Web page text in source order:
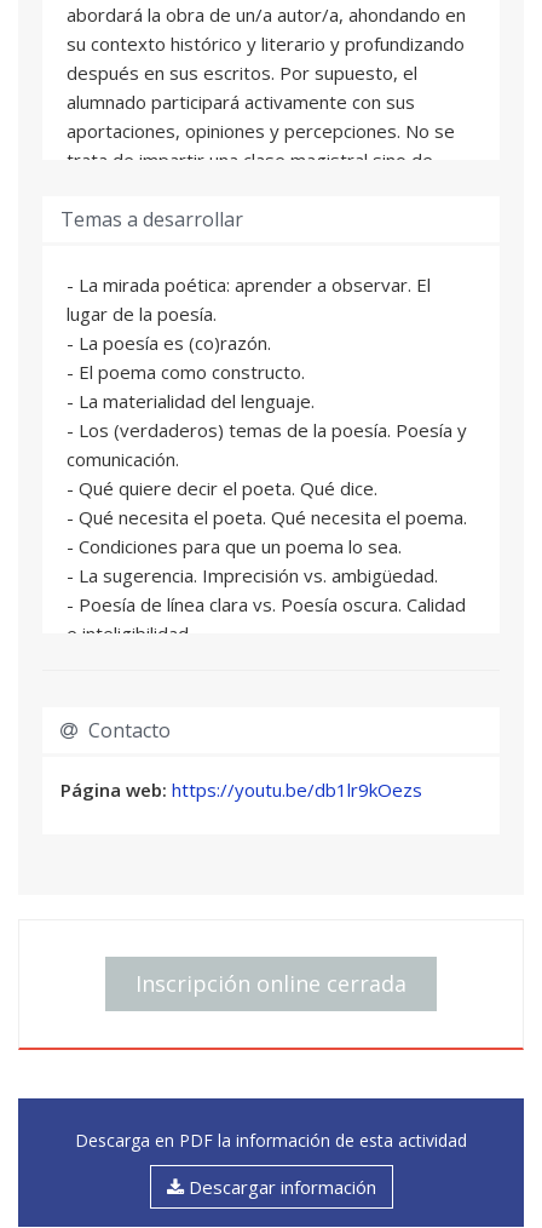
abordará la obra de un/a autor/a, ahondando en
su contexto histórico y literario y profundizando
después en sus escritos. Por supuesto, el
alumnado participará activamente con sus
aportaciones, opiniones y percepciones. No se
trata de impartir una clase magistral sino de
los cuales, y de forma colaborativa, todos
afectivo.
La docente propondrá una serie de ejercicios
para que el alumno que lo desee los realice en
clase y/o en casa (o en clase) con tal de practicar
determinados aspectos del programa.
-2ª hora: Parte práctica.
Los poemas de los alumnos que lo deseen serán
leídos por ellos mismos y después proyectados
en una pantalla. En comunidad, se le ofrecerán
sugerencias para la mejora del texto, cuya
aceptación o no, obviamente, depende de la
voluntad de su autor.
En caso de que disfrutemos de un poeta
Temas a desarrollar
- La mirada poética: aprender a observar. El
lugar de la poesía.
- La poesía es (co)razón.
- El poema como constructo.
- La materialidad del lenguaje.
- Los (verdaderos) temas de la poesía. Poesía y
comunicación.
- Qué quiere decir el poeta. Qué dice.
- Qué necesita el poeta. Qué necesita el poema.
- Condiciones para que un poema lo sea.
- La sugerencia. Imprecisión vs. ambigüedad.
- Poesía de línea clara vs. Poesía oscura. Calidad
e inteligibilidad.
- La figura del lector.
- Evolución del lenguaje poético: desde el lirismo
clásico al lenguaje urbano y social de muchos
impostación. Perfopoesía y slam poetry.
Todos estos contenidos se llevarán a cabo a
partir de la explicación de la obra de autores del
totalidad la obra que se estudia. Se hará especial
visibilizar voces de altísima calidad habitualmente
soterradas, así como de poetas extranjeros
para abrir el panorama cultural. La actualidad
Contacto
Página web: https://youtu.be/db1lr9kOezs
Inscripción online cerrada
Descarga en PDF la información de esta actividad
Descargar información